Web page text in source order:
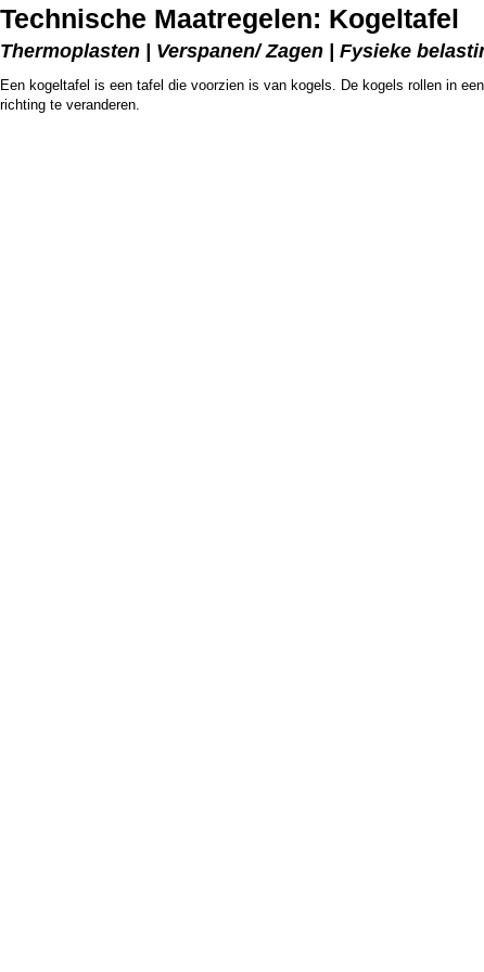
Technische Maatregelen: Kogeltafel
Thermoplasten | Verspanen/ Zagen | Fysieke
Een kogeltafel is een tafel die voorzien is van kogels. De kogels rollen in
richting te veranderen.